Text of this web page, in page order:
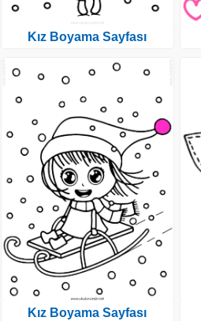
Kız Boyama Sayfası
Kız Boyama Sayfası